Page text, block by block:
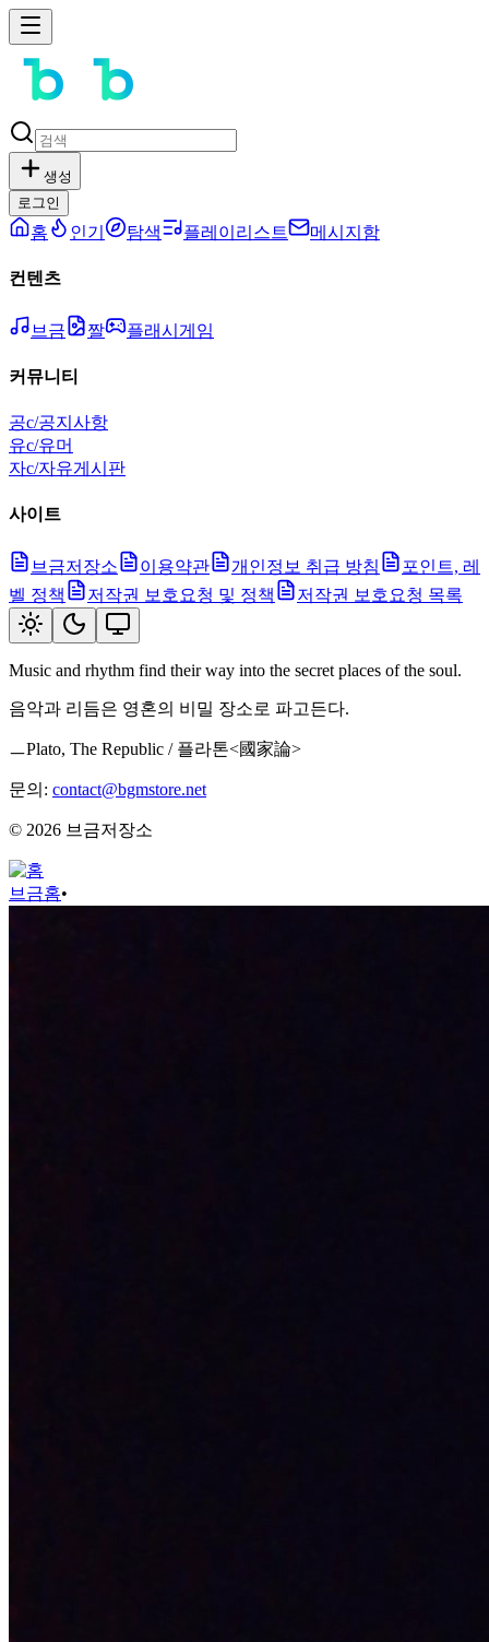
생성
로그인
홈 인기 탐색 플레이리스트 메시지함
컨텐츠
브금 짤 플래시게임
커뮤니티
공c/공지사항
유c/유머
자c/자유게시판
사이트
브금저장소 이용약관 개인정보 취급 방침
포인트, 레
벨 정책
저작권 보호요청 및 정책 저작권 보호요청 목록
Music and rhythm find their way into the secret places of the soul.
음악과 리듬은 영혼의 비밀 장소로 파고든다.
ㅡPlato, The Republic / 플라톤<國家論>
문의: contact@bgmstore.net
© 2026 브금저장소
브금홈•